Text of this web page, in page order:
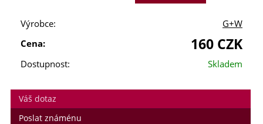
Výrobce:
G+W
Cena:
160 CZK
Dostupnost: Skladem
Váš dotaz
Poslat známénu